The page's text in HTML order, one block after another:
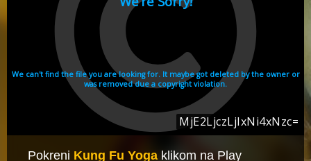
Pokreni Kung Fu Yogaklikom na Play